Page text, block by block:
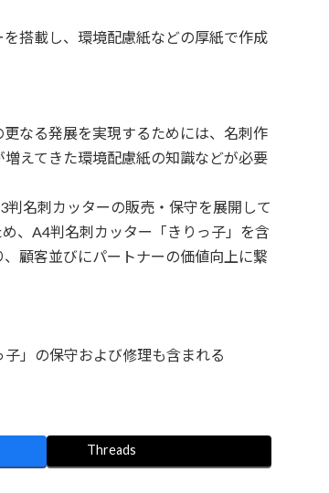
搭載し、環境配慮紙などの厚紙で作成
なる発展を実現するためには、名刺作
えてきた環境配慮紙の知識などが必要
名刺カッターの販売・保守を展開して
、A4判名刺カッター「きりっ子」を含
顧客並びにパートナーの価値向上に繋
守および修理も含まれる
Threads